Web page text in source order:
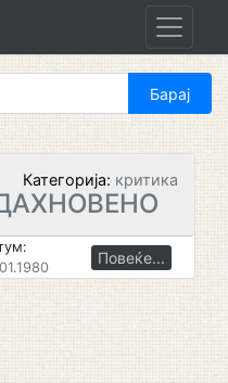
Категорија: критика
Повеќе...